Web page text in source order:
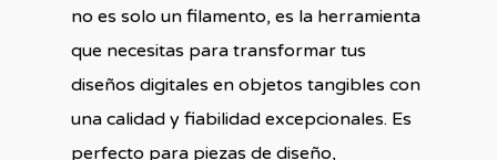
no es solo un filamento, es la herramienta
que necesitas para transformar tus
diseños digitales en objetos tangibles con
una calidad y fiabilidad excepcionales. Es
perfecto para piezas de diseño,